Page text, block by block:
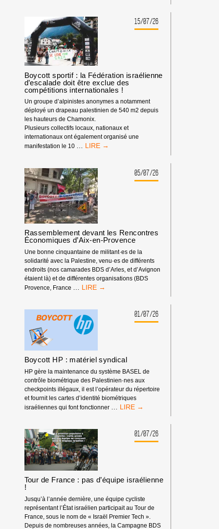
BDS
:
NOTRE
IMPACT
DEPUIS
LE
DÉBUT
DE
L’ANNÉE
2026
15/07/26
Boycott sportif : la Fédération israélienne
d’escalade doit être exclue des
compétitions internationales !
Un groupe d’alpinistes anonymes a notamment
déployé un drapeau palestinien de 540 m2 depuis
les hauteurs de Chamonix.
Plusieurs collectifs locaux, nationaux et
internationaux ont également organisé une
manifestation le 10 … BOYCOTT
LA
FÉDÉRATION
ISRAÉLIENNE
D’ESCALADE
DOIT
ÊTRE
EXCLUE
DES
COMPÉTITIONS
INTERNATIONALES
!
05/07/26
Rassemblement devant les Rencontres
Économiques d’Aix-en-Provence
Une bonne cinquantaine de militant·es de la
solidarité avec la Palestine, venu·es de différents
endroits (nos camarades BDS d’Arles, et d’Avignon
étaient là) et de différentes organisations (BDS
Provence, France
RASSEMBLEMENT
RENCONTRES
ÉCONOMIQUES
D’AIX-
01/07/26
Boycott HP : matériel syndical
HP gère la maintenance du système BASEL de
contrôle biométrique des Palestinien·nes aux
checkpoints illégaux, il est l’opérateur du répertoire
et fournit les cartes d’identité biométriques
israéliennes qui font fonctionner
BOYCOTT
MATÉRIEL
SYNDICAL
01/07/26
Tour de France : pas d’équipe israélienne
!
Jusqu’à l’année dernière, une équipe cycliste
représentant l’État israélien participait au Tour de
France, sous le nom de « Israël Premier Tech ».
Depuis de nombreuses années, la Campagne BDS